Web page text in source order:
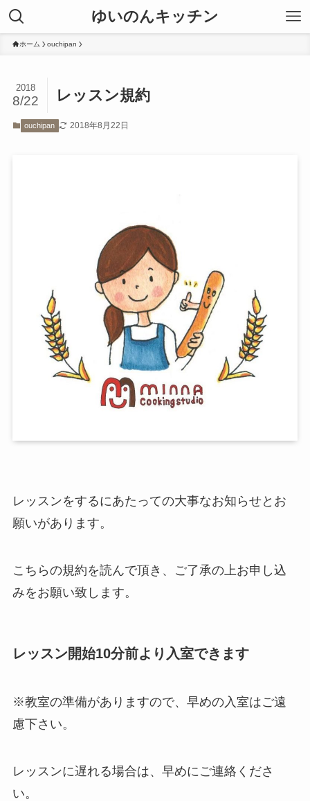
ゆいのんキッチン
ホーム ouchipan
レッスン規約
2018
8/22
ouchipan 2018年8月22日
レッスンをするにあたっての大事なお知らせとお
願いがあります。
こちらの規約を読んで頂き、ご了承の上お申し込
みをお願い致します。
レッスン開始10分前より入室できます
※教室の準備がありますので、早めの入室はご遠
慮下さい。
レッスンに遅れる場合は、早めにご連絡くださ
い。